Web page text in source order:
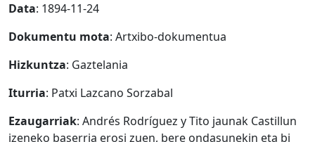
Data: 1894-11-24
Dokumentu mota: Artxibo-dokumentua
Hizkuntza: Gaztelania
Iturria: Patxi Lazcano Sorzabal
Ezaugarriak: Andrés Rodríguez y Tito jaunak Castillun
izeneko baserria erosi zuen, bere ondasunekin eta bi